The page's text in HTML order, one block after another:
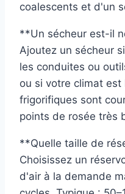
coalescents et d'un
**Un sécheur est-il
Ajoutez un sécheur
les conduites ou
ou si votre climat
frigorifiques sont
points de rosée très
**Quelle taille de
Choisissez un
d'air à la demande